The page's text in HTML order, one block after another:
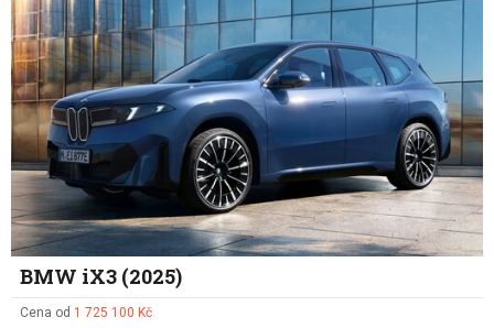
BMW iX3 (2025)
Cena od 1 725 100 Kč